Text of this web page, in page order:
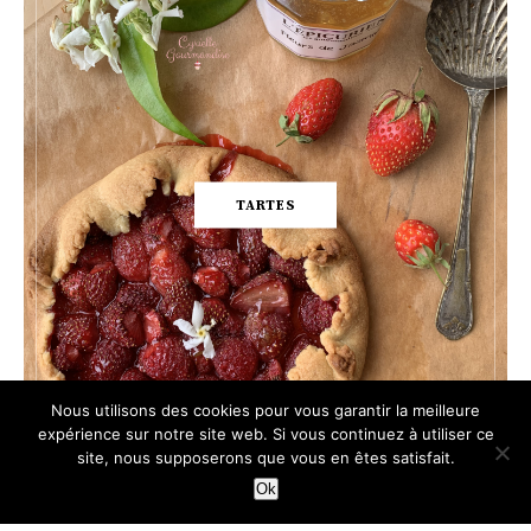
TARTES
Nous utilisons des cookies pour vous garantir la meilleure
expérience sur notre site web. Si vous continuez à utiliser ce
site, nous supposerons que vous en êtes satisfait.
Ok